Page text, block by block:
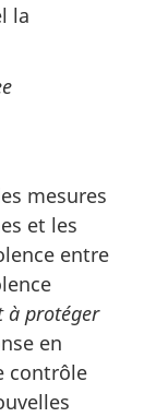
la
mesures
et les
entre
à protéger
en
contrôle